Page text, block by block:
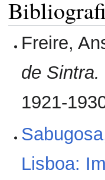
Freire,
de Sintra.
1921-
Lisboa: